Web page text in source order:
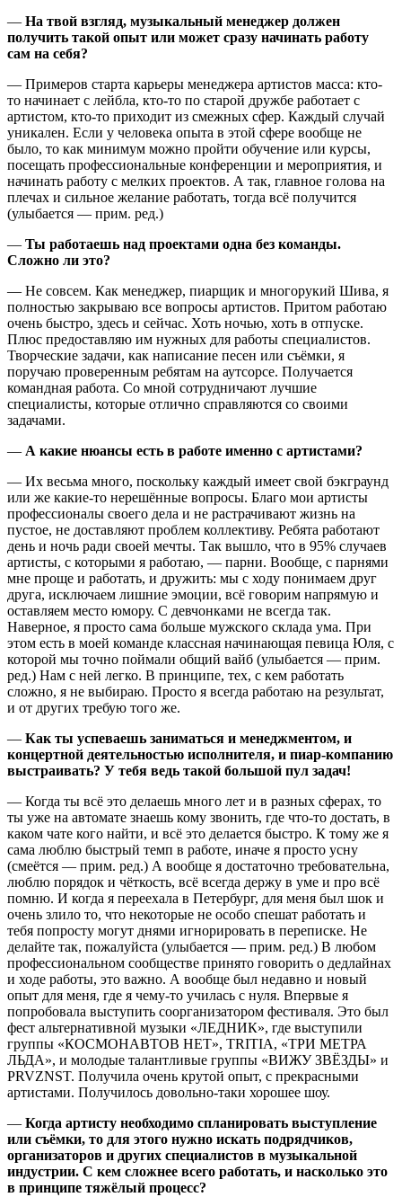
— На твой взгляд, музыкальный менеджер должен
получить такой опыт или может сразу начинать работу
сам на себя?
— Примеров старта карьеры менеджера артистов масса: кто-
то начинает с лейбла, кто-то по старой дружбе работает с
артистом, кто-то приходит из смежных сфер. Каждый случай
уникален. Если у человека опыта в этой сфере вообще не
было, то как минимум можно пройти обучение или курсы,
посещать профессиональные конференции и мероприятия, и
начинать работу с мелких проектов. А так, главное голова на
плечах и сильное желание работать, тогда всё получится
(улыбается — прим. ред.)
— Ты работаешь над проектами одна без команды.
Сложно ли это?
— Не совсем. Как менеджер, пиарщик и многорукий Шива, я
полностью закрываю все вопросы артистов. Притом работаю
очень быстро, здесь и сейчас. Хоть ночью, хоть в отпуске.
Плюс предоставляю им нужных для работы специалистов.
Творческие задачи, как написание песен или съёмки, я
поручаю проверенным ребятам на аутсорсе. Получается
командная работа. Со мной сотрудничают лучшие
специалисты, которые отлично справляются со своими
задачами.
— А какие нюансы есть в работе именно с артистами?
— Их весьма много, поскольку каждый имеет свой бэкграунд
или же какие-то нерешённые вопросы. Благо мои артисты
профессионалы своего дела и не растрачивают жизнь на
пустое, не доставляют проблем коллективу. Ребята работают
день и ночь ради своей мечты. Так вышло, что в 95% случаев
артисты, с которыми я работаю, — парни. Вообще, с парнями
мне проще и работать, и дружить: мы с ходу понимаем друг
друга, исключаем лишние эмоции, всё говорим напрямую и
оставляем место юмору. С девчонками не всегда так.
Наверное, я просто сама больше мужского склада ума. При
этом есть в моей команде классная начинающая певица Юля, с
которой мы точно поймали общий вайб (улыбается — прим.
ред.) Нам с ней легко. В принципе, тех, с кем работать
сложно, я не выбираю. Просто я всегда работаю на результат,
и от других требую того же.
— Как ты успеваешь заниматься и менеджментом, и
концертной деятельностью исполнителя, и пиар-компанию
выстраивать? У тебя ведь такой большой пул задач!
— Когда ты всё это делаешь много лет и в разных сферах, то
ты уже на автомате знаешь кому звонить, где что-то достать, в
каком чате кого найти, и всё это делается быстро. К тому же я
сама люблю быстрый темп в работе, иначе я просто усну
(смеётся — прим. ред.) А вообще я достаточно требовательна,
люблю порядок и чёткость, всё всегда держу в уме и про всё
помню. И когда я переехала в Петербург, для меня был шок и
очень злило то, что некоторые не особо спешат работать и
тебя попросту могут днями игнорировать в переписке. Не
делайте так, пожалуйста (улыбается — прим. ред.) В любом
профессиональном сообществе принято говорить о дедлайнах
и ходе работы, это важно. А вообще был недавно и новый
опыт для меня, где я чему-то училась с нуля. Впервые я
попробовала выступить соорганизатором фестиваля. Это был
фест альтернативной музыки «ЛЕДНИК», где выступили
группы «КОСМОНАВТОВ НЕТ», TRITIA, «ТРИ МЕТРА
ЛЬДА», и молодые талантливые группы «ВИЖУ ЗВЁЗДЫ» и
PRVZNST. Получила очень крутой опыт, с прекрасными
артистами. Получилось довольно-таки хорошее шоу.
— Когда артисту необходимо спланировать выступление
или съёмки, то для этого нужно искать подрядчиков,
организаторов и других специалистов в музыкальной
индустрии. С кем сложнее всего работать, и насколько это
в принципе тяжёлый процесс?